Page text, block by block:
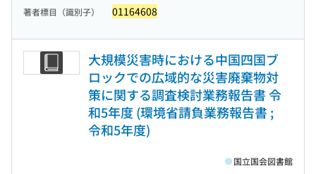
著者標目（識別子） 01164608
大規模災害時における中国四国ブ
ロックでの広域的な災害廃棄物対
策に関する調査検討業務報告書 令
和5年度 (環境省請負業務報告書 ;
令和5年度)
国立国会図書館